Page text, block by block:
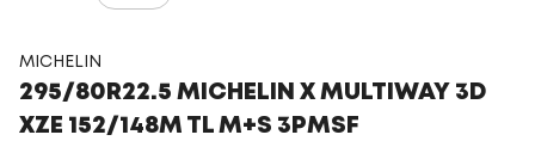
MICHELIN
295/80R22.5 MICHELIN X MULTIWAY 3D
XZE 152/148M TL M+S 3PMSF